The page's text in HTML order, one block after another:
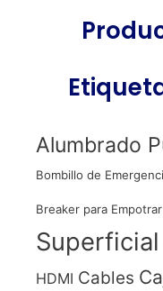
Alumbrado
Bombillo de
Breaker para Empotrar
Superficial
HDMI Cables